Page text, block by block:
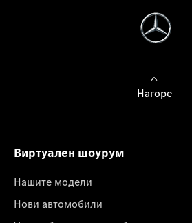
Нагоре
Виртуален шоурум
Нашите модели
Нови автомобили